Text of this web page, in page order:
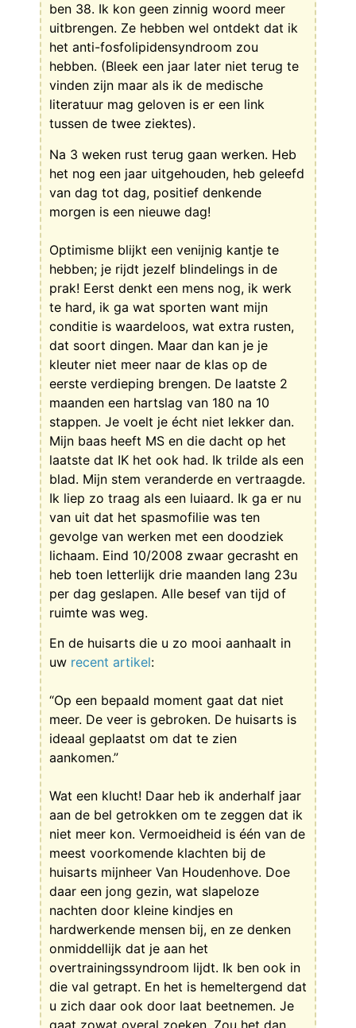
ben 38. Ik kon geen zinnig woord meer
uitbrengen. Ze hebben wel ontdekt dat ik
het anti-fosfolipidensyndroom zou
hebben. (Bleek een jaar later niet terug te
vinden zijn maar als ik de medische
literatuur mag geloven is er een link
tussen de twee ziektes).
Na 3 weken rust terug gaan werken. Heb
het nog een jaar uitgehouden, heb geleefd
van dag tot dag, positief denkende
morgen is een nieuwe dag!
Optimisme blijkt een venijnig kantje te
hebben; je rijdt jezelf blindelings in de
prak! Eerst denkt een mens nog, ik werk
te hard, ik ga wat sporten want mijn
conditie is waardeloos, wat extra rusten,
dat soort dingen. Maar dan kan je je
kleuter niet meer naar de klas op de
eerste verdieping brengen. De laatste 2
maanden een hartslag van 180 na 10
stappen. Je voelt je écht niet lekker dan.
Mijn baas heeft MS en die dacht op het
laatste dat IK het ook had. Ik trilde als een
blad. Mijn stem veranderde en vertraagde.
Ik liep zo traag als een luiaard. Ik ga er nu
van uit dat het spasmofilie was ten
gevolge van werken met een doodziek
lichaam. Eind 10/2008 zwaar gecrasht en
heb toen letterlijk drie maanden lang 23u
per dag geslapen. Alle besef van tijd of
ruimte was weg.
En de huisarts die u zo mooi aanhaalt in
uw recent artikel:
“Op een bepaald moment gaat dat niet
meer. De veer is gebroken. De huisarts is
ideaal geplaatst om dat te zien
aankomen.”
Wat een klucht! Daar heb ik anderhalf jaar
aan de bel getrokken om te zeggen dat ik
niet meer kon. Vermoeidheid is één van de
meest voorkomende klachten bij de
huisarts mijnheer Van Houdenhove. Doe
daar een jong gezin, wat slapeloze
nachten door kleine kindjes en
hardwerkende mensen bij, en ze denken
onmiddellijk dat je aan het
overtrainingssyndroom lijdt. Ik ben ook in
die val getrapt. En het is hemeltergend dat
u zich daar ook door laat beetnemen. Je
gaat zowat overal zoeken. Zou het dan